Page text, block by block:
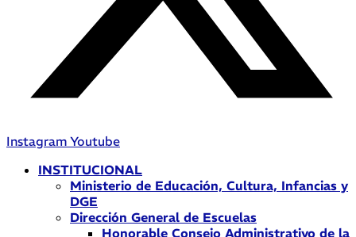
Instagram Youtube
INSTITUCIONAL
Ministerio de Educación, Cultura, Infancias y
DGE
Dirección General de Escuelas
Honorable Consejo Administrativo de la